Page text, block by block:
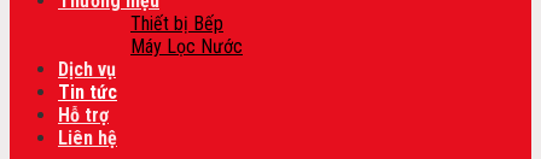
Thiết bị Bếp
Máy Lọc Nước
Dịch vụ
Tin tức
Hỗ trợ
Liên hệ